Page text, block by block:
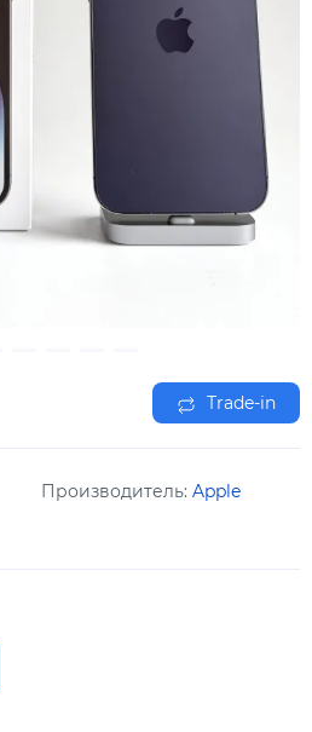
Trade-in
Производитель: Apple